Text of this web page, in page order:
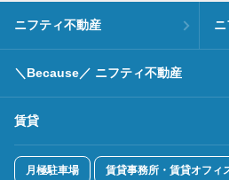
ニフティ不動産
＼Because／ ニフティ不動産
賃貸
月極駐車場 賃貸事務所・賃貸オフィ